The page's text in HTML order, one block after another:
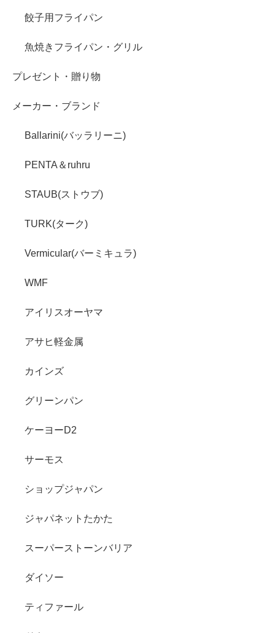
餃子用フライパン
魚焼きフライパン・グリル
プレゼント・贈り物
メーカー・ブランド
Ballarini(バッラリーニ)
PENTA＆ruhru
STAUB(ストウブ)
TURK(ターク)
Vermicular(バーミキュラ)
WMF
アイリスオーヤマ
アサヒ軽金属
カインズ
グリーンパン
ケーヨーD2
サーモス
ショップジャパン
ジャパネットたかた
スーパーストーンバリア
ダイソー
ティファール